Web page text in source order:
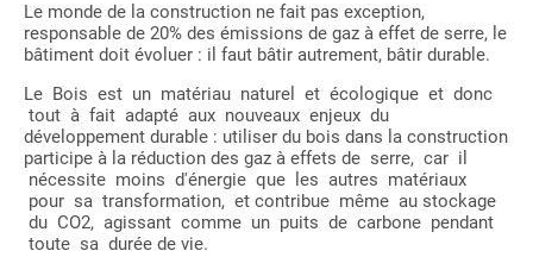
Le monde de la construction ne fait pas exception,
responsable de 20% des émissions de gaz à effet de serre, le
bâtiment doit évoluer : il faut bâtir autrement, bâtir durable.
Le Bois est un matériau naturel et écologique et donc
tout à fait adapté aux nouveaux enjeux du
développement durable : utiliser du bois dans la construction
participe à la réduction des gaz à effets de serre, car il
nécessite moins d'énergie que les autres matériaux
pour sa transformation, et contribue même au stockage
du CO2, agissant comme un puits de carbone pendant
toute sa durée de vie.